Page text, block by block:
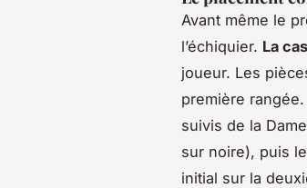
Avant même le
l’échiquier. La
joueur. Les
première
suivis de la
sur noire), puis
initial sur la